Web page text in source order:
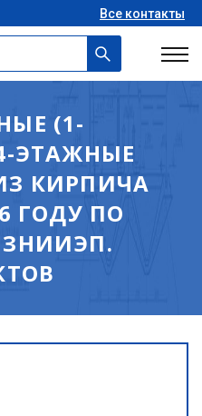
Все контакты
(1-
ЭТАЖНЫЕ
КИРПИЧА
ГОДУ ПО